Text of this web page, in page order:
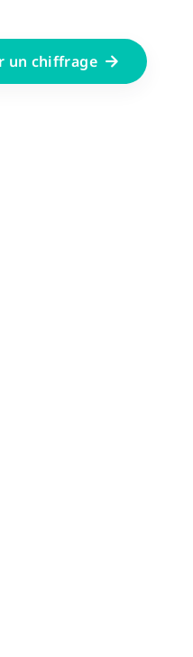
un chiffrage 